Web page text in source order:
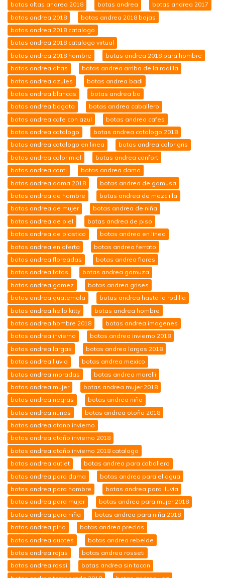
botas altas andrea 2018
botas andrea
botas andrea 2017
botas andrea 2018
botas andrea 2018 bajas
botas andrea 2018 catalogo
botas andrea 2018 catalogo virtual
botas andrea 2018 hombre
botas andrea 2018 para hombre
botas andrea altas
botas andrea arriba de la rodilla
botas andrea azules
botas andrea badi
botas andrea blancas
botas andrea bo
botas andrea bogota
botas andrea caballero
botas andrea cafe con azul
botas andrea cafes
botas andrea catalogo
botas andrea catalogo 2018
botas andrea catalogo en linea
botas andrea color gris
botas andrea color miel
botas andrea confort
botas andrea conti
botas andrea dama
botas andrea dama 2018
botas andrea de gamusa
botas andrea de hombre
botas andrea de mezclilla
botas andrea de mujer
botas andrea de niña
botas andrea de piel
botas andrea de piso
botas andrea de plastico
botas andrea en linea
botas andrea en oferta
botas andrea ferrato
botas andrea floreadas
botas andrea flores
botas andrea fotos
botas andrea gamuza
botas andrea gomez
botas andrea grises
botas andrea guatemala
botas andrea hasta la rodilla
botas andrea hello kitty
botas andrea hombre
botas andrea hombre 2018
botas andrea imagenes
botas andrea invierno
botas andrea invierno 2018
botas andrea largas
botas andrea largas 2018
botas andrea lluvia
botas andrea mexico
botas andrea moradas
botas andrea morelli
botas andrea mujer
botas andrea mujer 2018
botas andrea negras
botas andrea niña
botas andrea nunes
botas andrea otoño 2018
botas andrea otono invierno
botas andrea otoño invierno 2018
botas andrea otoño invierno 2018 catalogo
botas andrea outlet
botas andrea para caballero
botas andrea para dama
botas andrea para el agua
botas andrea para hombre
botas andrea para lluvia
botas andrea para mujer
botas andrea para mujer 2018
botas andrea para niña
botas andrea para niña 2018
botas andrea pirlo
botas andrea precios
botas andrea quotes
botas andrea rebelde
botas andrea rojas
botas andrea rosseti
botas andrea rossi
botas andrea sin tacon